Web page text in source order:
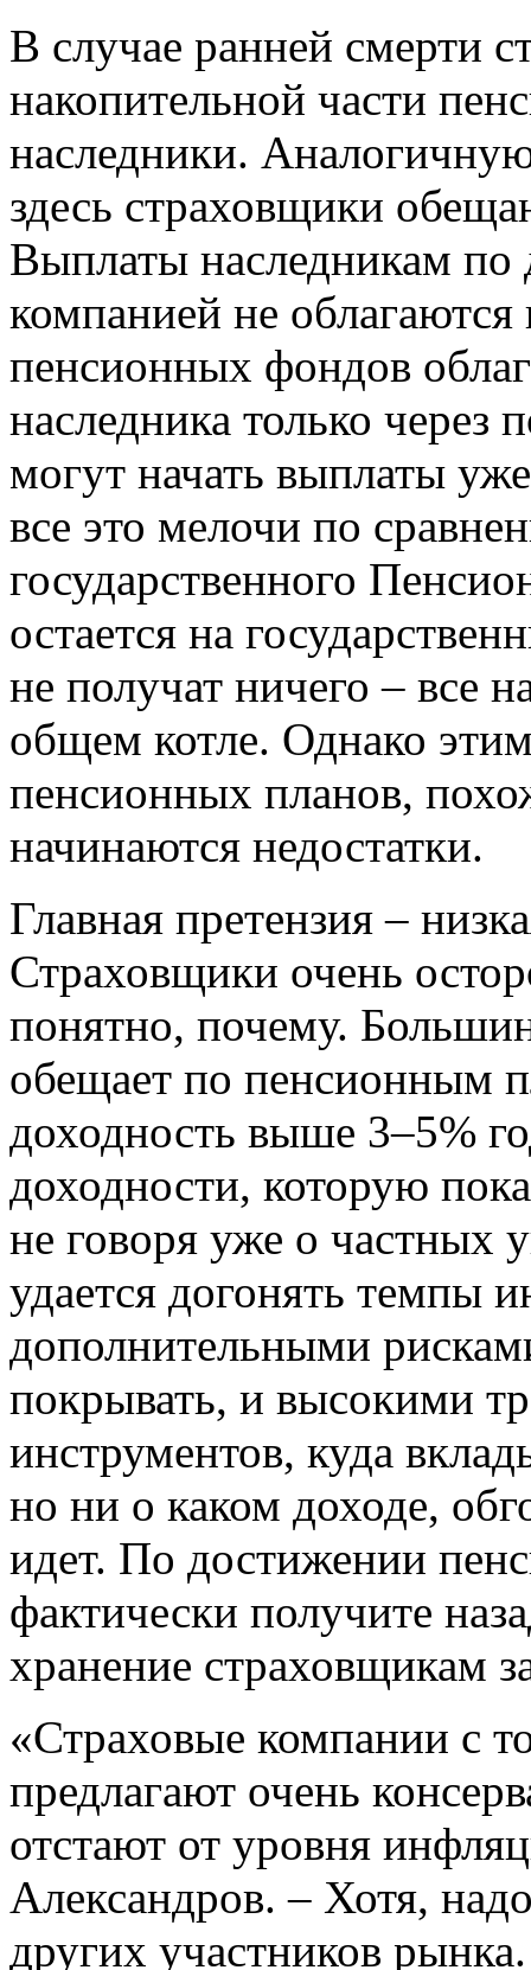
В случае ранней смерти
накопительной части
наследники.
здесь страховщики
Выплаты наследникам по
компанией не
пенсионных фондов
наследника только через
могут начать выплаты
все это мелочи по
государственного
остается на
не получат ничего – все
общем котле. Однако
пенсионных планов,
начинаются недостатки.
Главная претензия –
Страховщики очень
понятно, почему.
обещает по пенсионным
доходность выше 3–5%
доходности, которую
не говоря уже о частных
удается догонять темпы
дополнительными
покрывать, и высокими
инструментов, куда
но ни о каком доходе,
идет. По достижении
фактически получите
хранение страховщикам
«Страховые компании с
предлагают очень
отстают от уровня
Александров. – Хотя,
других участников